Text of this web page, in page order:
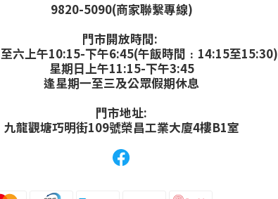
9820-5090(商家聯繫專線)
門市開放時間:
六上午10:15-下午6:45(午飯時間﹕14:15至15:30)
星期日上午11:15-下午3:45
逢星期一至三及公眾假期休息
門市地址:
九龍觀塘巧明街109號榮昌工業大廈4樓B1室